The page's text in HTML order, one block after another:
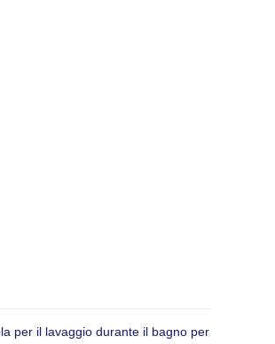
per il lavaggio durante il bagno per